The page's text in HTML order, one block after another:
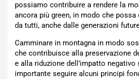
possiamo contribuire a rendere la
ancora più green, in modo che possa
da tutti, anche dalle generazioni
Camminare in montagna in modo
che contribuisce alla preservazione
e alla riduzione dell’impatto
importante seguire alcuni principi